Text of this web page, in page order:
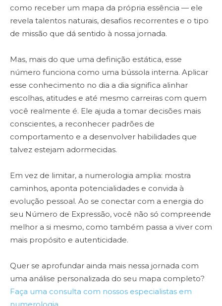
como receber um mapa da própria essência — ele
revela talentos naturais, desafios recorrentes e o tipo
de missão que dá sentido à nossa jornada.
Mas, mais do que uma definição estática, esse
número funciona como uma bússola interna. Aplicar
esse conhecimento no dia a dia significa alinhar
escolhas, atitudes e até mesmo carreiras com quem
você realmente é. Ele ajuda a tomar decisões mais
conscientes, a reconhecer padrões de
comportamento e a desenvolver habilidades que
talvez estejam adormecidas.
Em vez de limitar, a numerologia amplia: mostra
caminhos, aponta potencialidades e convida à
evolução pessoal. Ao se conectar com a energia do
seu Número de Expressão, você não só compreende
melhor a si mesmo, como também passa a viver com
mais propósito e autenticidade.
Quer se aprofundar ainda mais nessa jornada com
uma análise personalizada do seu mapa completo?
Faça uma consulta com nossos especialistas em